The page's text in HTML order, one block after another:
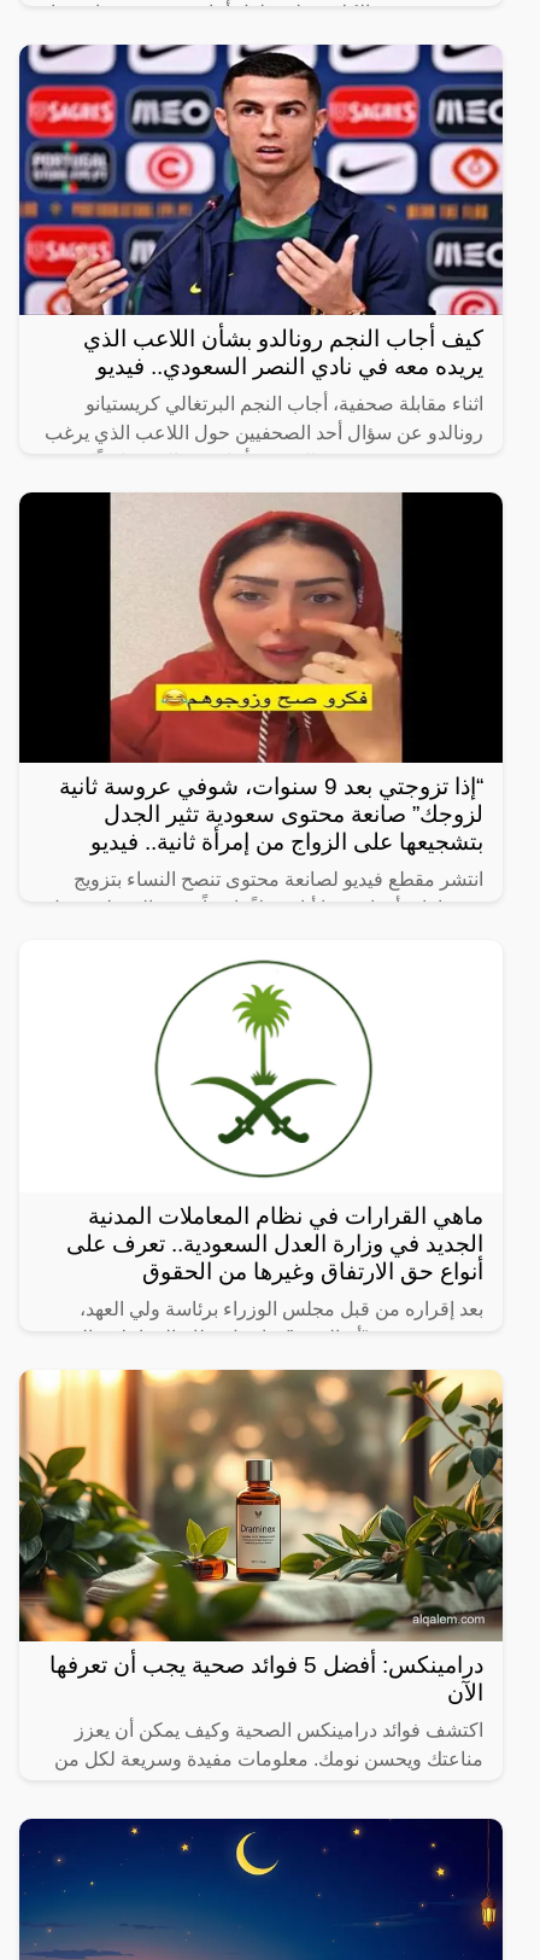
هجوم عدد من الكلاب على طفل أثناء سيره في شارع عام
برفقة صديقه.
كيف أجاب النجم رونالدو بشأن اللاعب الذي
يريده معه في نادي النصر السعودي.. فيديو
اثناء مقابلة صحفية، أجاب النجم البرتغالي كريستيانو
رونالدو عن سؤال أحد الصحفيين حول اللاعب الذي يرغب
“أختارك أنت،
“إذا تزوجتي بعد 9 سنوات، شوفي عروسة ثانية
لزوجك” صانعة محتوى سعودية تثير الجدل
بتشجيعها على الزواج من إمرأة ثانية.. فيديو
انتشر مقطع فيديو لصانعة محتوى تنصح النساء بتزويج
زوجها بامرأة ثانية، ما أثار جدلاً واسعاً. وفي المقطع، تقول
ماهي القرارات في نظام المعاملات المدنية
الجديد في وزارة العدل السعودية.. تعرف على
أنواع حق الارتفاق وغيرها من الحقوق
بعد إقراره من قبل مجلس الوزراء برئاسة ولي العهد،
نشرت صحيفة “أم القرى” تفاصيل نظام المعاملات المدنية
الجديد في المملكة العربية السعودية، والذي سيتم تطبيقه
بعد
درامينكس: أفضل 5 فوائد صحية يجب أن تعرفها
الآن
اكتشف فوائد درامينكس الصحية وكيف يمكن أن يعزز
مناعتك ويحسن نومك. معلومات مفيدة وسريعة لكل من